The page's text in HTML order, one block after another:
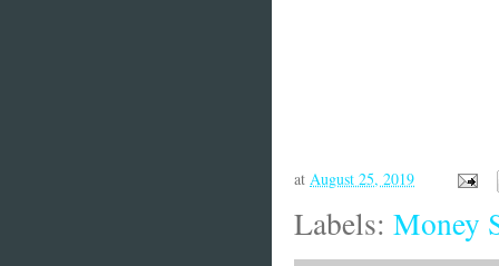
at August 25, 2019
Labels: Money